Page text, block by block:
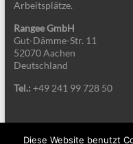
Arbeitsplätze.
Rangee GmbH
Gut-Dämme-Str. 11
52070 Aachen
Deutschland
Tel.: +49 241 99 728 50
Diese Website benutzt